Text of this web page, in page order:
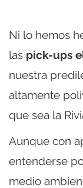
Ni lo hemos
las pick-ups
nuestra
altamente
que sea la
Aunque con
entenderse
medio